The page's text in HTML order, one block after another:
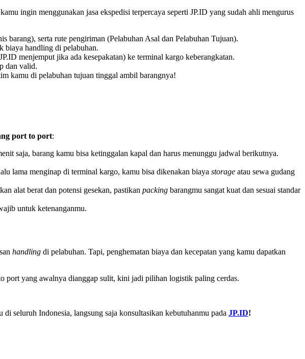
ingin menggunakan jasa ekspedisi terpercaya seperti JP.ID yang sudah ahli mengurus
barang), serta rute pengiriman (Pelabuhan Asal dan Pelabuhan Tujuan).
biaya handling di pelabuhan.
menjemput jika ada kesepakatan) ke terminal kargo keberangkatan.
dan valid.
kamu di pelabuhan tujuan tinggal ambil barangnya!
port to port:
saja, barang kamu bisa ketinggalan kapal dan harus menunggu jadwal berikutnya.
lama menginap di terminal kargo, kamu bisa dikenakan biaya storage atau sewa gudang
alat berat dan potensi gesekan, pastikan packing barangmu sangat kuat dan sesuai standar
untuk ketenanganmu.
handling di pelabuhan. Tapi, penghematan biaya dan kecepatan yang kamu dapatkan
port yang awalnya dianggap sulit, kini jadi pilihan logistik paling cerdas.
di seluruh Indonesia, langsung saja konsultasikan kebutuhanmu pada JP.ID!